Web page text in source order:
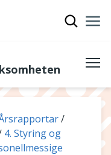
4. Styring og